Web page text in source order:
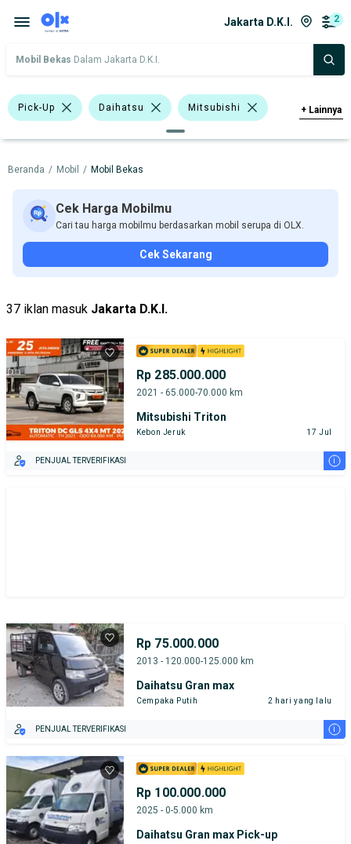
Jakarta D.K.I. 2
Mobil Bekas Dalam Jakarta D.K.I.
Pick-Up Daihatsu Mitsubishi
Harga Merek Dan Model Tahun
Tipe Bodi Tipe Membership
+ Lainnya
Beranda / Mobil / Mobil Bekas
Cek Harga Mobilmu
Cari tau harga mobilmu berdasarkan mobil serupa di OLX.
Cek Sekarang
37 iklan masuk Jakarta D.K.I.
Rp 285.000.000
2021 - 65.000-70.000 km
Mitsubishi Triton
Kebon Jeruk 17 Jul
PENJUAL TERVERIFIKASI i
Rp 75.000.000
2013 - 120.000-125.000 km
Daihatsu Gran max
Cempaka Putih 2 hari yang lalu
PENJUAL TERVERIFIKASI i
Rp 100.000.000
2025 - 0-5.000 km
Daihatsu Gran max Pick-up